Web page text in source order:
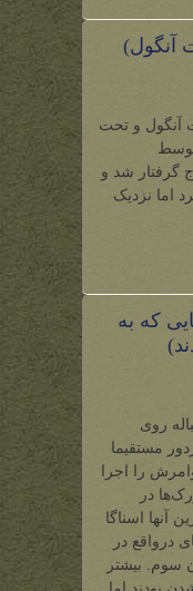
آنگول)
آنگول و تحت
توسط
گرفتار شد و
اما نزدیک
که به
روی
مستقیما
را اجرا
در
آنها اسناگا
درواقع در
۲۴۷۵ از دوران سوم. بیشتر